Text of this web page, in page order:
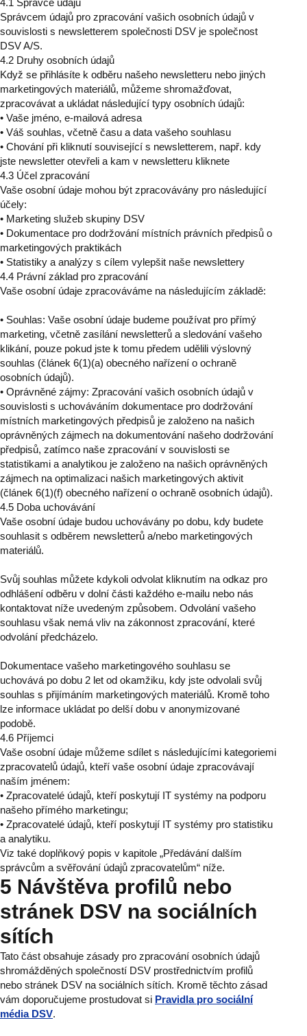
4.1 Správce údajů
Správcem údajů pro zpracování vašich osobních údajů v
souvislosti s newsletterem společnosti DSV je společnost
DSV A/S.
4.2 Druhy osobních údajů
Když se přihlásíte k odběru našeho newsletteru nebo jiných
marketingových materiálů, můžeme shromažďovat,
zpracovávat a ukládat následující typy osobních údajů:
• Vaše jméno, e-mailová adresa
• Váš souhlas, včetně času a data vašeho souhlasu
• Chování při kliknutí související s newsletterem, např. kdy
jste newsletter otevřeli a kam v newsletteru kliknete
4.3 Účel zpracování
Vaše osobní údaje mohou být zpracovávány pro následující
účely:
• Marketing služeb skupiny DSV
• Dokumentace pro dodržování místních právních předpisů o
marketingových praktikách
• Statistiky a analýzy s cílem vylepšit naše newslettery
4.4 Právní základ pro zpracování
Vaše osobní údaje zpracováváme na následujícím základě:
• Souhlas: Vaše osobní údaje budeme používat pro přímý
marketing, včetně zasílání newsletterů a sledování vašeho
klikání, pouze pokud jste k tomu předem udělili výslovný
souhlas (článek 6(1)(a) obecného nařízení o ochraně
osobních údajů).
• Oprávněné zájmy: Zpracování vašich osobních údajů v
souvislosti s uchováváním dokumentace pro dodržování
místních marketingových předpisů je založeno na našich
oprávněných zájmech na dokumentování našeho dodržování
předpisů, zatímco naše zpracování v souvislosti se
statistikami a analytikou je založeno na našich oprávněných
zájmech na optimalizaci našich marketingových aktivit
(článek 6(1)(f) obecného nařízení o ochraně osobních údajů).
4.5 Doba uchovávání
Vaše osobní údaje budou uchovávány po dobu, kdy budete
souhlasit s odběrem newsletterů a/nebo marketingových
materiálů.
Svůj souhlas můžete kdykoli odvolat kliknutím na odkaz pro
odhlášení odběru v dolní části každého e-mailu nebo nás
kontaktovat níže uvedeným způsobem. Odvolání vašeho
souhlasu však nemá vliv na zákonnost zpracování, které
odvolání předcházelo.
Dokumentace vašeho marketingového souhlasu se
uchovává po dobu 2 let od okamžiku, kdy jste odvolali svůj
souhlas s přijímáním marketingových materiálů. Kromě toho
lze informace ukládat po delší dobu v anonymizované
podobě.
4.6 Příjemci
Vaše osobní údaje můžeme sdílet s následujícími kategoriemi
zpracovatelů údajů, kteří vaše osobní údaje zpracovávají
naším jménem:
• Zpracovatelé údajů, kteří poskytují IT systémy na podporu
našeho přímého marketingu;
• Zpracovatelé údajů, kteří poskytují IT systémy pro statistiku
a analytiku.
Viz také doplňkový popis v kapitole „Předávání dalším
správcům a svěřování údajů zpracovatelům“ níže.
5 Návštěva profilů nebo
stránek DSV na sociálních
sítích
Tato část obsahuje zásady pro zpracování osobních údajů
shromážděných společností DSV prostřednictvím profilů
nebo stránek DSV na sociálních sítích. Kromě těchto zásad
vám doporučujeme prostudovat si Pravidla pro sociální
média DSV.